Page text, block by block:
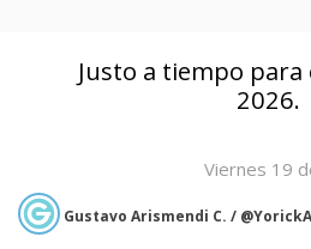
Justo a tiempo
2026.
Viernes 19
Gustavo Arismendi C. /